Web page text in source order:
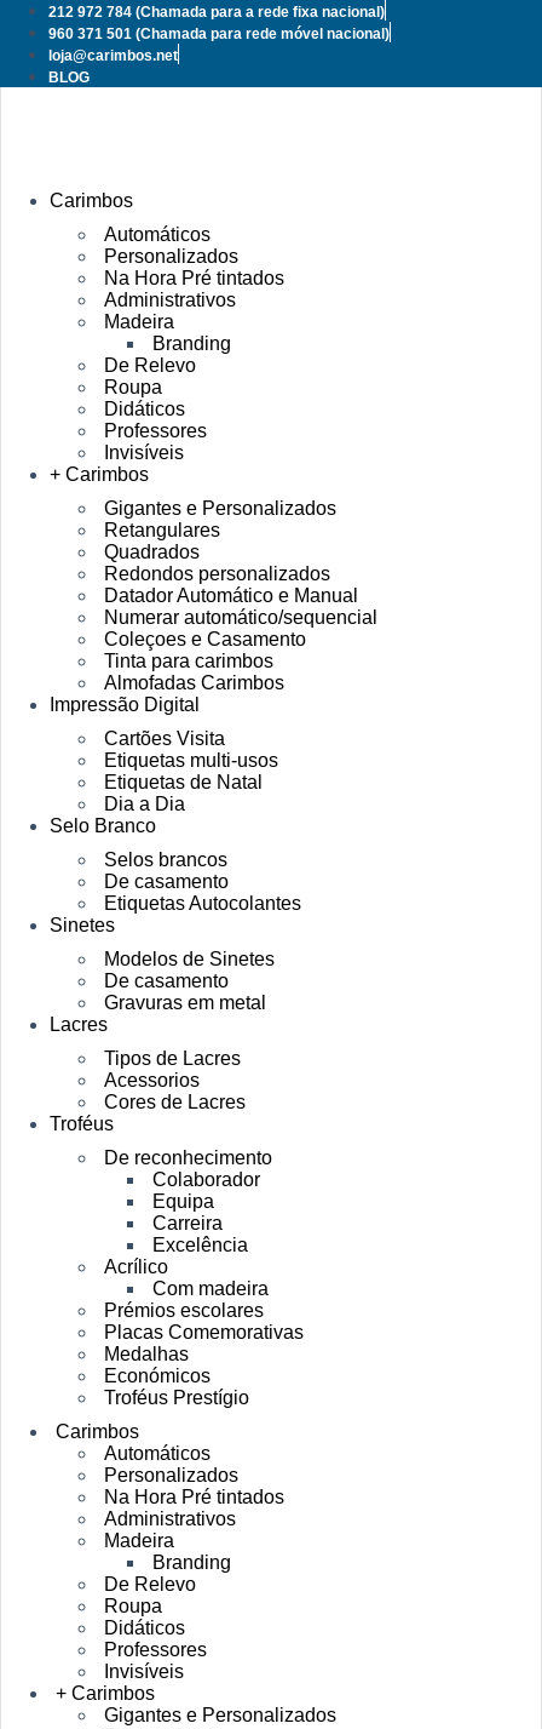
Pular
para
conteúdo
212 972 784 (Chamada para a rede fixa nacional)
960 371 501 (Chamada para rede móvel nacional)
loja@carimbos.net
BLOG
Carimbos
Automáticos
Personalizados
Na Hora Pré tintados
Administrativos
Madeira
Branding
De Relevo
Roupa
Didáticos
Professores
Invisíveis
+ Carimbos
Gigantes e Personalizados
Retangulares
Quadrados
Redondos personalizados
Datador Automático e Manual
Numerar automático/sequencial
Coleçoes e Casamento
Tinta para carimbos
Almofadas Carimbos
Impressão Digital
Cartões Visita
Etiquetas multi-usos
Etiquetas de Natal
Dia a Dia
Selo Branco
Selos brancos
De casamento
Etiquetas Autocolantes
Sinetes
Modelos de Sinetes
De casamento
Gravuras em metal
Lacres
Tipos de Lacres
Acessorios
Cores de Lacres
Troféus
De reconhecimento
Colaborador
Equipa
Carreira
Excelência
Acrílico
Com madeira
Prémios escolares
Placas Comemorativas
Medalhas
Económicos
Troféus Prestígio
Carimbos
Automáticos
Personalizados
Na Hora Pré tintados
Administrativos
Madeira
Branding
De Relevo
Roupa
Didáticos
Professores
Invisíveis
+ Carimbos
Gigantes e Personalizados